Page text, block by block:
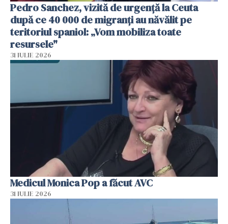
Pedro Sanchez, vizită de urgență la Ceuta
după ce 40 000 de migranți au năvălit pe
teritoriul spaniol: „Vom mobiliza toate
resursele"
31 IULIE 2026
Medicul Monica Pop a făcut AVC
31 IULIE 2026